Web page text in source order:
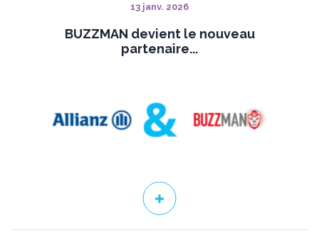
13 janv. 2026
BUZZMAN devient le nouveau
partenaire...